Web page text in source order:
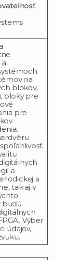
na
blokov,
bloky pre
pre
a
a
tak aj v
budú
Výber
údajov,